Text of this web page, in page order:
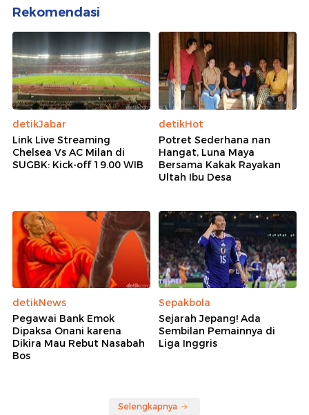
Rekomendasi
detikJabar
Link Live Streaming
Chelsea Vs AC Milan di
SUGBK: Kick-off 19.00 WIB
detikHot
Potret Sederhana nan
Hangat, Luna Maya
Bersama Kakak Rayakan
Ultah Ibu Desa
detikNews
Pegawai Bank Emok
Dipaksa Onani karena
Dikira Mau Rebut Nasabah
Bos
Sepakbola
Sejarah Jepang! Ada
Sembilan Pemainnya di
Liga Inggris
Selengkapnya